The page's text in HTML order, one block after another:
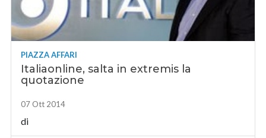
PIAZZA AFFARI
Italiaonline, salta in extremis la
quotazione
07 Ott 2014
di